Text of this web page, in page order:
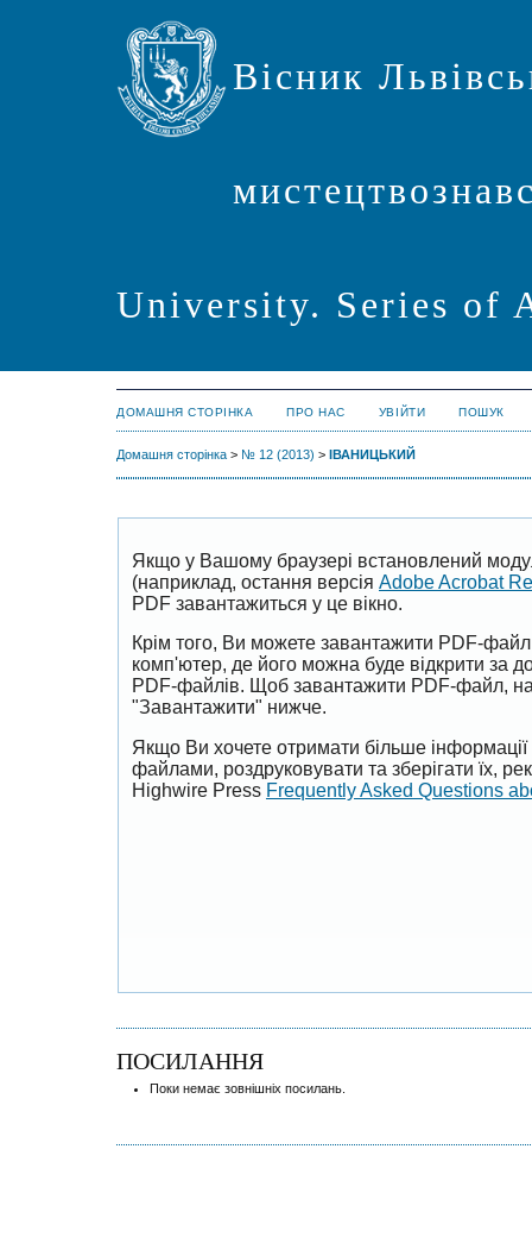
Вісник
University. Series of
ДОМАШНЯ СТОРІНКА ПРО НАС УВІЙТИ ПОШУК
Домашня сторінка > № 12 (2013) > ІВАНИЦЬКИЙ
Якщо у Вашому браузері встановлений
(наприклад, остання версія Adobe Acrobat
PDF завантажиться у це вікно.
Крім того, Ви можете завантажити PDF-
комп'ютер, де його можна буде відкрити за
PDF-файлів. Щоб завантажити PDF-файл,
"Завантажити" нижче.
Якщо Ви хочете отримати більше
файлами, роздруковувати та зберігати їх,
Highwire Press Frequently Asked Questions
ПОСИЛАННЯ
Поки немає зовнішніх посилань.